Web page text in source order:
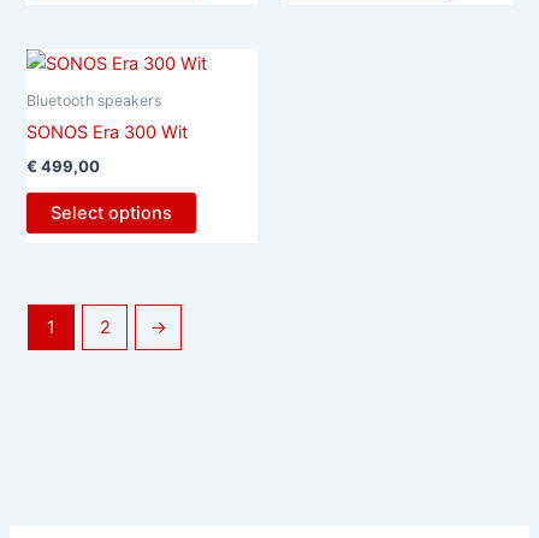
Bluetooth speakers
SONOS Era 300 Wit
€ 499,00
Select options
1 2 →